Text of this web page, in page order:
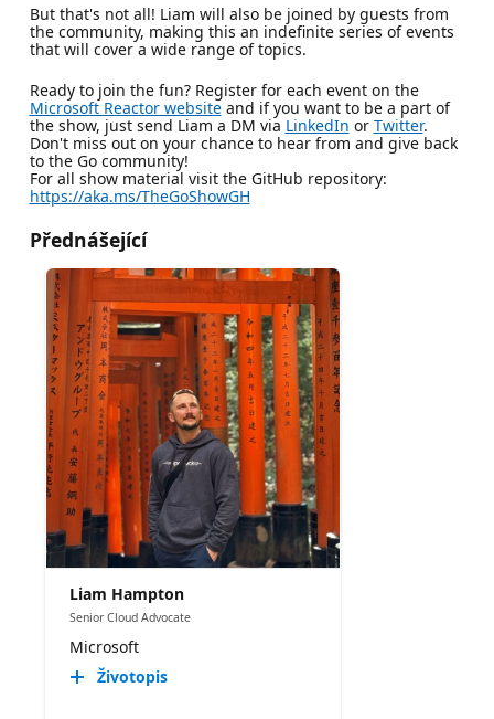
But that's not all! Liam will also be joined by guests from
the community, making this an indefinite series of events
that will cover a wide range of topics.
Ready to join the fun? Register for each event on the
Microsoft Reactor websiteand if you want to be a part of
the show, just send Liam a DM via LinkedIn or Twitter.
Don't miss out on your chance to hear from and give back
to the Go community!
For all show material visit the GitHub repository:
https://aka.ms/TheGoShowGH
Přednášející
Liam Hampton
Senior Cloud Advocate
Microsoft
Životopis